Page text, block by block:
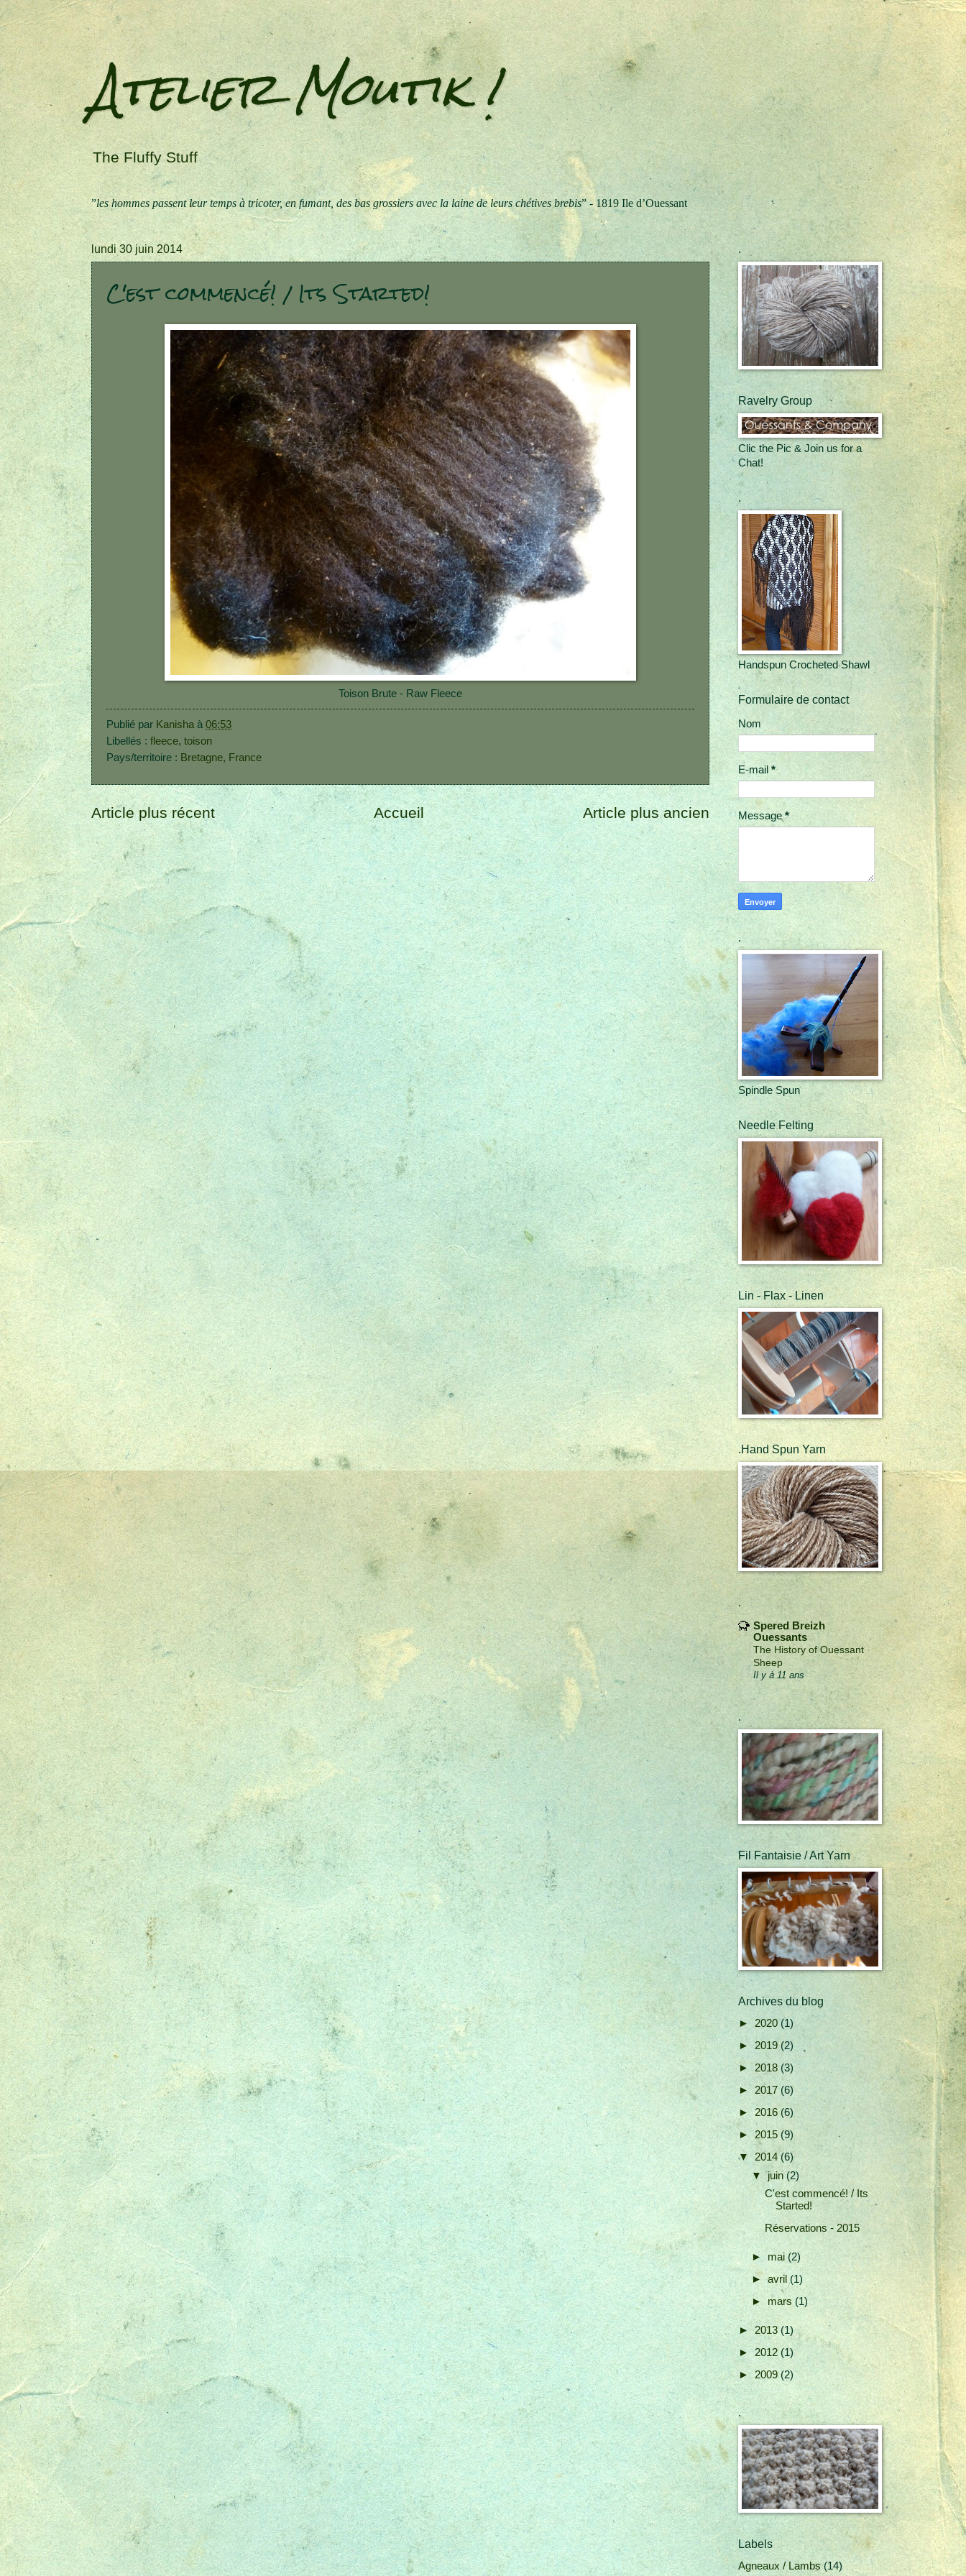
Atelier Moutik !
The Fluffy Stuff
”les hommes passent leur temps à tricoter, en fumant, des bas grossiers avec la laine de leurs chétives brebis” -1819 Ile d’Ouessant
lundi 30 juin 2014
C'est commencé! / Its Started!
Toison Brute - Raw Fleece
Publié par Kanisha à06:53
Libellés : fleece, toison
Pays/territoire : Bretagne, France
Article plus récent Article plus ancien
Accueil
.
Ravelry Group
Clic the Pic & Join us for a
Chat!
.
Handspun Crocheted Shawl
Formulaire de contact
Nom
E-mail *
Message*
.
Spindle Spun
Needle Felting
Lin - Flax - Linen
.Hand Spun Yarn
.
Spered Breizh
Ouessants
The History of Ouessant
Sheep
Il y a 11 ans
.
Fil Fantaisie / Art Yarn
Archives du blog
► 2020(1)
► 2019 (2)
►2018 (3)
► 2017(6)
► 2016(6)
►2015 (9)
▼ 2014(6)
▼juin (2)
C'est commencé! / Its
Started!
Réservations - 2015
►mai (2)
►avril (1)
► mars (1)
►2013(1)
► 2012 (1)
►2009(2)
.
Labels
Agneaux / Lambs (14)